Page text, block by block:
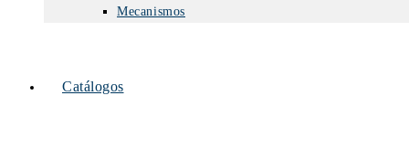
Mecanismos
Catálogos